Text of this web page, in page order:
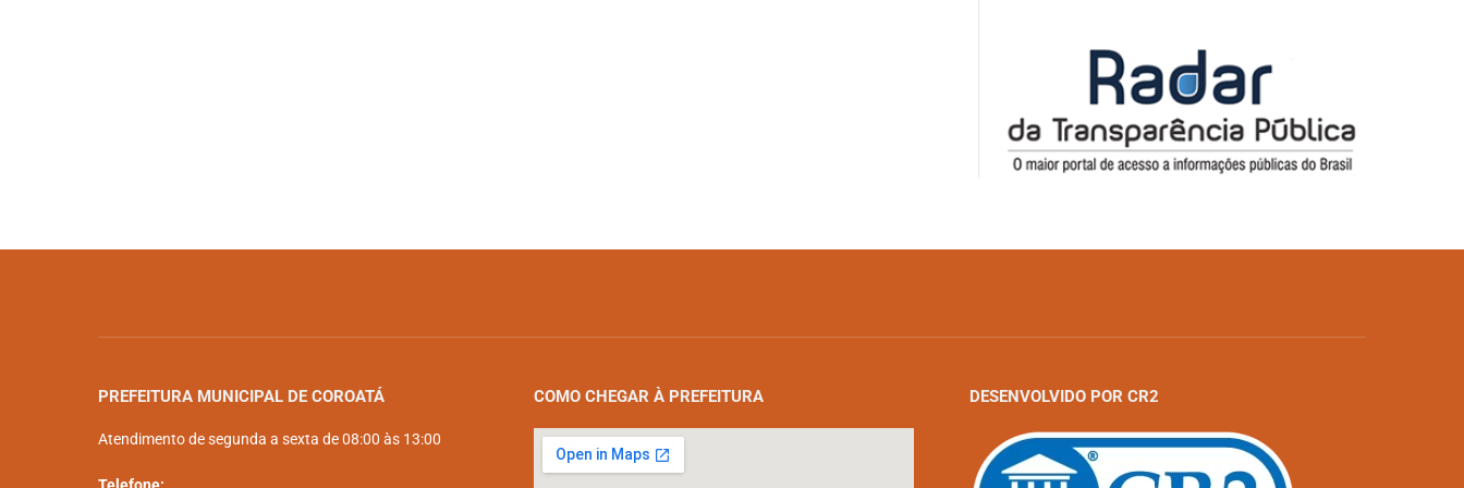
PREFEITURA MUNICIPAL DE COROATÁ
Atendimento de segunda a sexta de 08:00 às 13:00
COMO CHEGAR À PREFEITURA DESENVOLVIDO POR CR2